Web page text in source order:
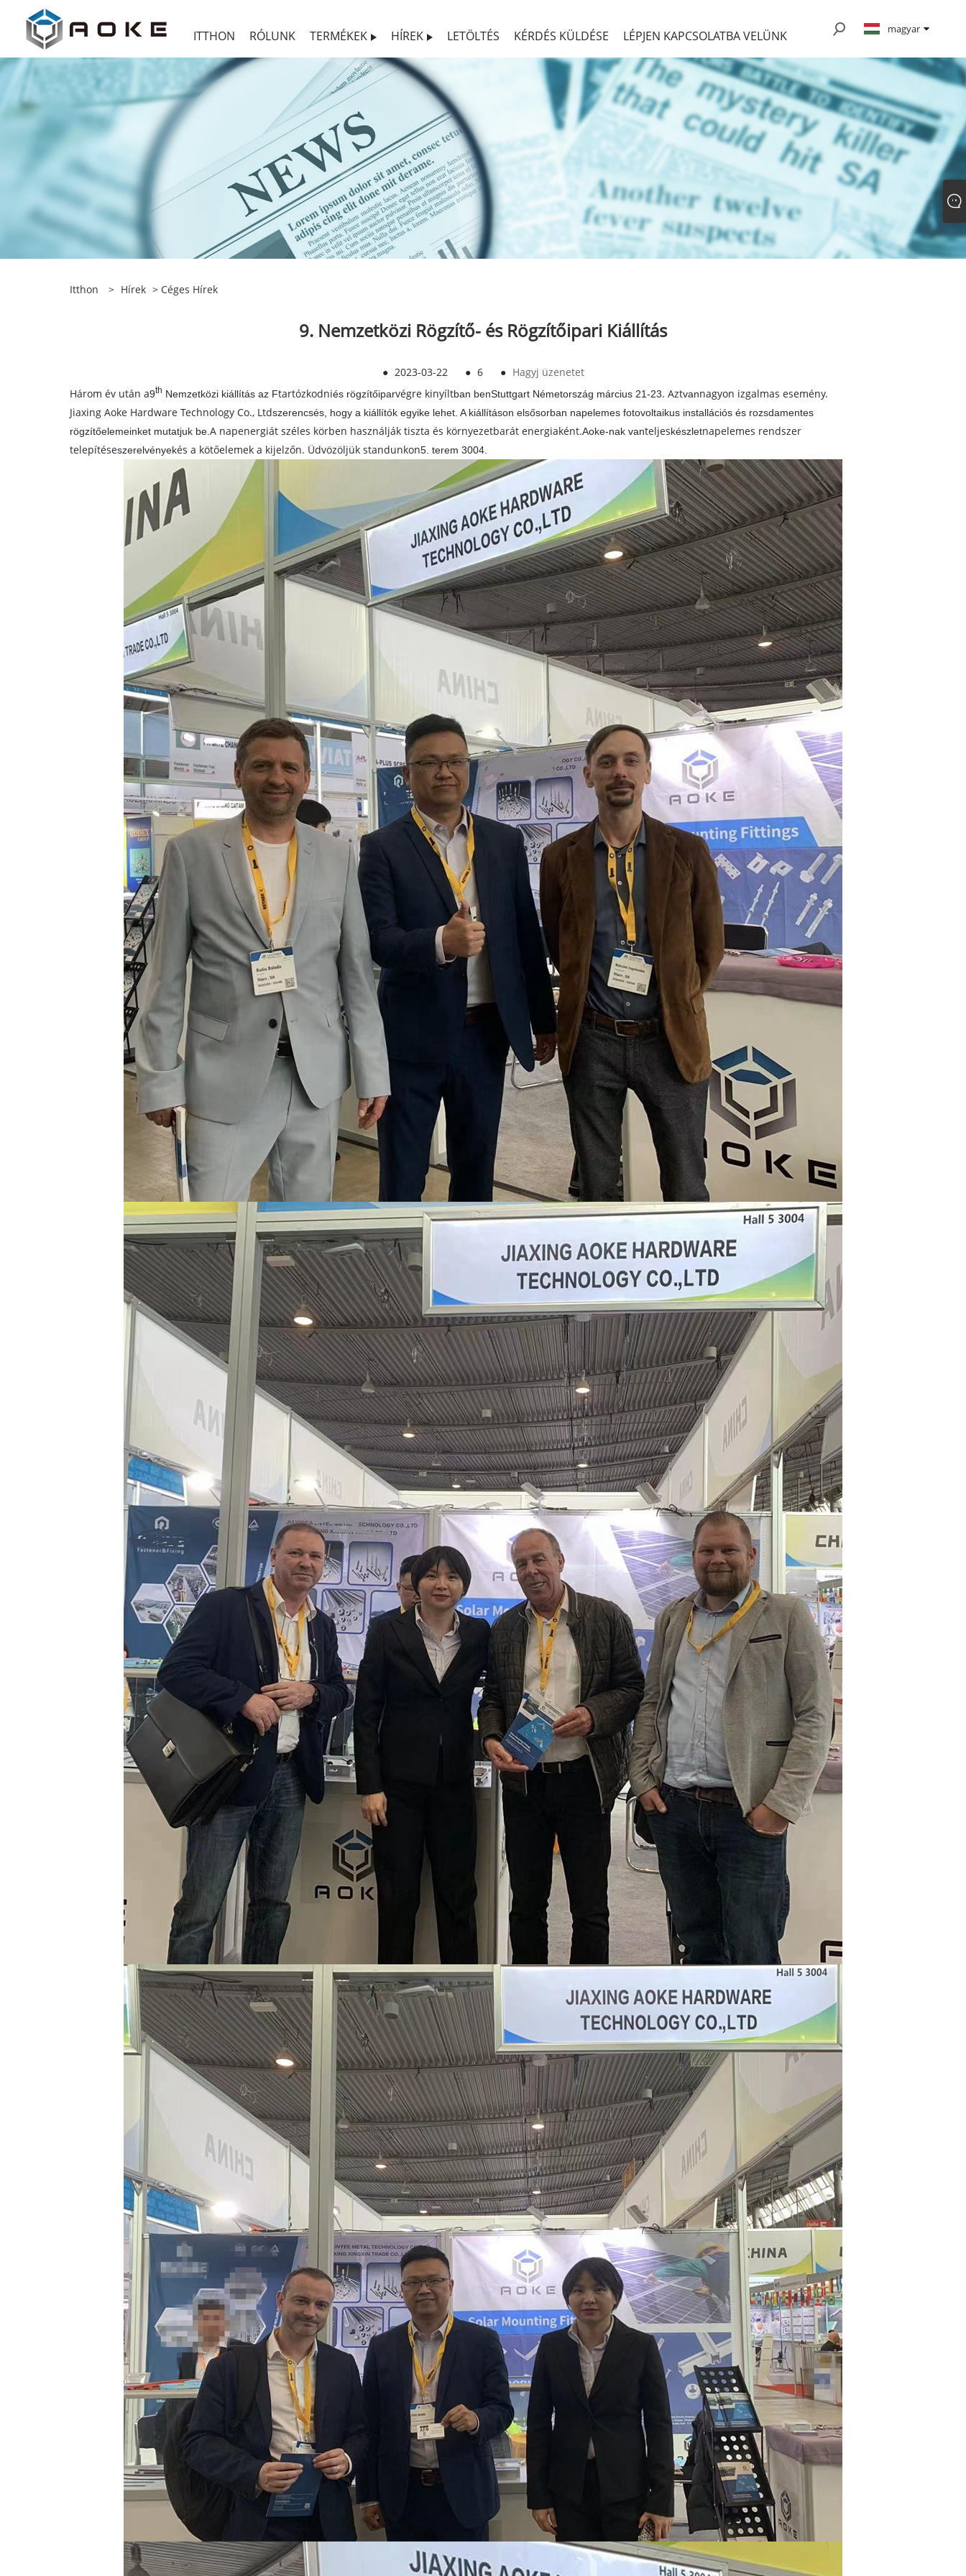
ITTHON RÓLUNK TERMÉKEK HÍREK LETÖLTÉS KÉRDÉS KÜLDÉSE LÉPJEN KAPCSOLATBA VELÜNK magyar
Itthon > Hírek > Céges Hírek
9. Nemzetközi Rögzítő- és Rögzítőipari Kiállítás
● 2023-03-22 ● 6 ● Hagyj üzenetet
Három év után a9th Nemzetközi kiállítás az Ftartózkodniés rögzítőiparvégre kinyíltban benStuttgart Németország március 21-23. Aztvannagyon izgalmas esemény.
Jiaxing Aoke Hardware Technology Co., Ltdszerencsés, hogy a kiállítók egyike lehet. A kiállításon elsősorban napelemes fotovoltaikus installációs és rozsdamentes
rögzítőelemeinket mutatjuk be. A napenergiát széles körben használják tiszta és környezetbarát energiaként.Aoke-nak vanteljeskészletnapelemes rendszer
telepítéseszerelvényekés a kötőelemek a kijelzőn. Üdvözöljük standunkon5. terem 3004.